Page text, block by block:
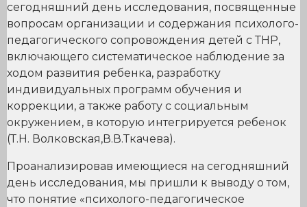
сегодняшний день исследования, посвященные
вопросам организации и содержания психолого-
педагогического сопровождения детей с ТНР,
включающего систематическое наблюдение за
ходом развития ребенка, разработку
индивидуальных программ обучения и
коррекции, а также работу с социальным
окружением, в которую интегрируется ребенок
(Т.Н. Волковская,В.В.Ткачева).
Проанализировав имеющиеся на сегодняшний
день исследования, мы пришли к выводу о том,
что понятие «психолого-педагогическое